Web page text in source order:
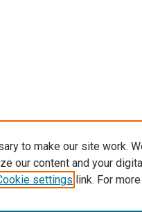
to make our site work.
our content and your
settings link. For